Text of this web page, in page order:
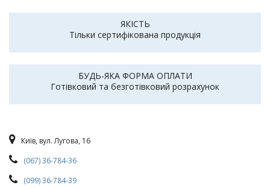
ЯКІСТЬ
Тільки сертифікована продукція
БУДЬ-ЯКА ФОРМА ОПЛАТИ
Готівковий та безготівковий розрахунок
Київ, вул. Лугова, 16
(067) 36-784-36
(099) 36-784-39